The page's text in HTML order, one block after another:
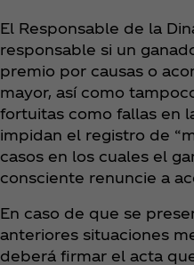
El Responsable de la
responsable si un
premio por causas o
mayor, así como
fortuitas como fallas en
impidan el registro de
casos en los cuales el
consciente renuncie a
En caso de que se
anteriores situaciones
deberá firmar el acta